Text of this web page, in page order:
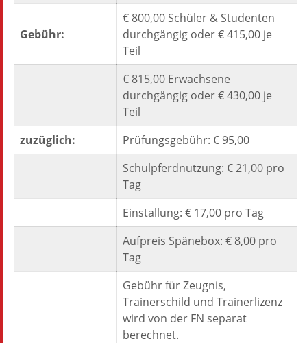
Gebühr:
€ 800,00 Schüler & Studenten
durchgängig oder € 415,00 je
Teil
€ 815,00 Erwachsene
durchgängig oder € 430,00 je
Teil
zuzüglich:
Prüfungsgebühr: € 95,00
Schulpferdnutzung: € 21,00 pro
Tag
Einstallung: € 17,00 pro Tag
Aufpreis Spänebox: € 8,00 pro
Tag
Gebühr für Zeugnis,
Trainerschild und Trainerlizenz
wird von der FN separat
berechnet.